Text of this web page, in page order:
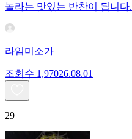
놀라는 맛있는 반찬이 됩니다.
라임미소가
조회수 1,97026.08.01
29